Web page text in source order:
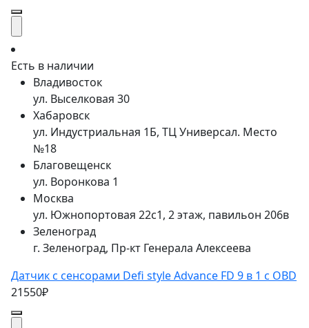
Есть в наличии
Владивосток
ул. Выселковая 30
Хабаровск
ул. Индустриальная 1Б, ТЦ Универсал. Место
№18
Благовещенск
ул. Воронкова 1
Москва
ул. Южнопортовая 22с1, 2 этаж, павильон 206в
Зеленоград
г. Зеленоград, Пр-кт Генерала Алексеева
Датчик c сенсорами Defi style Advance FD 9 в 1 c OBD
21550₽